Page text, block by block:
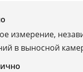
измерение,
в выносной